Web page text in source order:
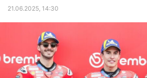
21.06.2025, 14:30